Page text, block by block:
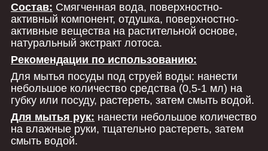
Состав: Смягченная вода, поверхностно-
активный компонент, отдушка, поверхностно-
активные вещества на растительной основе,
натуральный экстракт лотоса.
Рекомендации по использованию:
Для мытья посуды под струей воды: нанести
небольшое количество средства (0,5-1 мл) на
губку или посуду, растереть, затем смыть водой.
Для мытья рук: нанести небольшое количество
на влажные руки, тщательно растереть, затем
смыть водой.